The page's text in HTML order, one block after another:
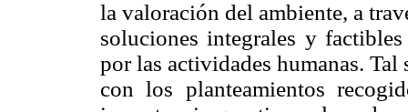
la valoración del ambiente, a
soluciones integrales y
por las actividades humanas.
con los planteamientos